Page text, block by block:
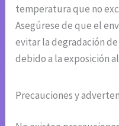
temperatura que no
Asegúrese de que el
evitar la degradación
debido a la exposición
Precauciones y